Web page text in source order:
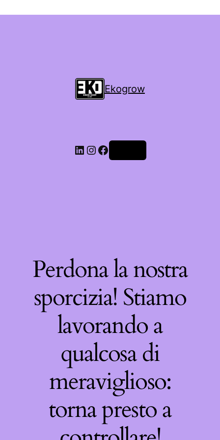
Ekogrow
Perdona la nostra
sporcizia! Stiamo
lavorando a
qualcosa di
meraviglioso:
torna presto a